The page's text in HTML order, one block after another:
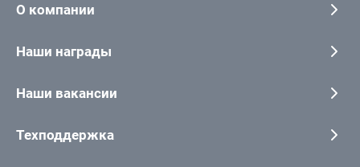
О компании
Наши награды
Наши вакансии
Техподдержка